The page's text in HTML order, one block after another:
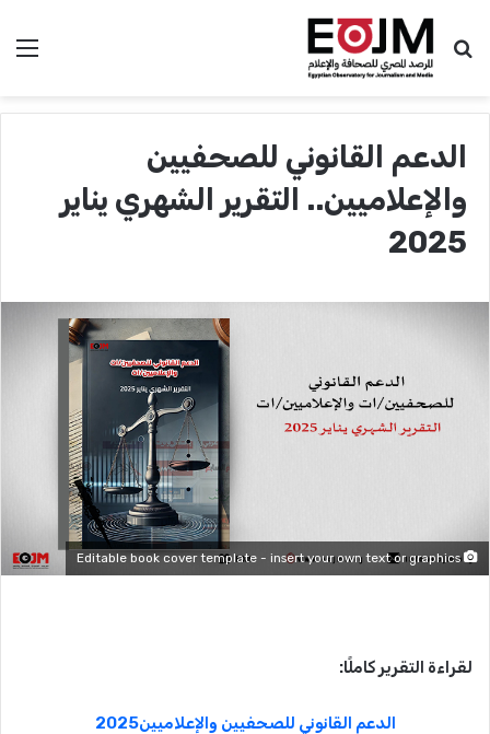
بحث عن
الدعم القانوني للصحفيين
والإعلاميين.. التقرير الشهري يناير
2025
Editable book cover template - insert your own text or graphics
لقراءة التقرير كاملًا:
الدعم القانوني للصحفيين والإعلاميين2025